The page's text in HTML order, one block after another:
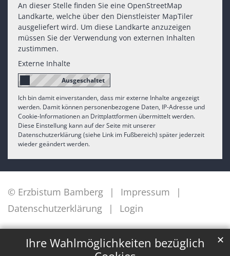
Ihre Wahlmöglichkeiten bezüglich
✕
An dieser Stelle finden Sie eine OpenStreetMap
Landkarte, welche über den Dienstleister MapTiler
ausgeliefert wird. Um diese Landkarte anzuzeigen
müssen Sie der Verwendung von externen Inhalten
zustimmen.
Externe Inhalte
Ich bin damit einverstanden, dass mir externe Inhalte angezeigt
werden. Damit können personenbezogene Daten, IP-Adresse und
Cookie-Informationen an Drittplattformen übermittelt werden.
Diese Einstellung kann auf der Seite mit unserer
Datenschutzerklärung (siehe Link im Fußbereich) später jederzeit
wieder geändert werden.
© Erzbistum Bamberg
Impressum
Datenschutzerklärung
Login